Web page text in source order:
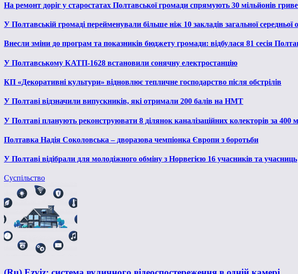
На ремонт доріг у старостатах Полтавської громади спрямують 30 мільйонів
У Полтавській громаді перейменували більше ніж 10 закладів загальної середньої
Внесли зміни до програм та показників бюджету громади: відбулася 81 сесія
У Полтавському КАТП-1628 встановили сонячну електростанцію
КП «Декоративні культури» відновлює тепличне господарство після обстрілів
У Полтаві відзначили випускників, які отримали 200 балів на НМТ
У Полтаві планують реконструювати 8 ділянок каналізаційних колекторів за 400
Полтавка Надія Соколовська – дворазова чемпіонка Європи з боротьби
У Полтаві відібрали для молодіжного обміну з Норвегією 16 учасників та учасниць
Суспільство